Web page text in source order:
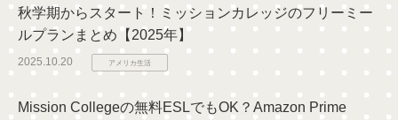
秋学期からスタート！ミッションカレッジのフリーミー
ルプランまとめ【2025年】
2025.10.20 アメリカ生活
Mission Collegeの無料ESLでもOK？Amazon Prime